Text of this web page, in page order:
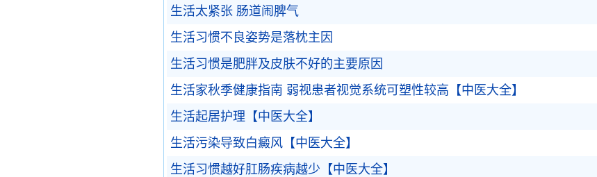
生活太紧张 肠道闹脾气
生活习惯不良姿势是落枕主因
生活习惯是肥胖及皮肤不好的主要原因
生活家秋季健康指南 弱视患者视觉系统可塑性较高【中医大全】
生活起居护理【中医大全】
生活污染导致白癜风【中医大全】
生活习惯越好肛肠疾病越少【中医大全】